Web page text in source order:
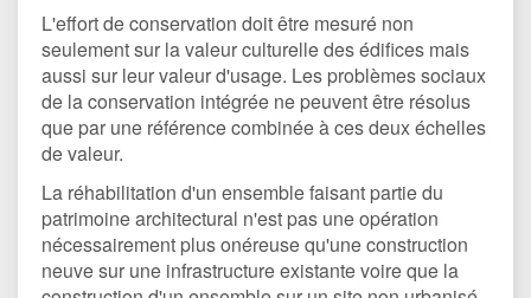
L'effort de conservation doit être mesuré non
seulement sur la valeur culturelle des édifices mais
aussi sur leur valeur d'usage. Les problèmes sociaux
de la conservation intégrée ne peuvent être résolus
que par une référence combinée à ces deux échelles
de valeur.
La réhabilitation d'un ensemble faisant partie du
patrimoine architectural n'est pas une opération
nécessairement plus onéreuse qu'une construction
neuve sur une infrastructure existante voire que la